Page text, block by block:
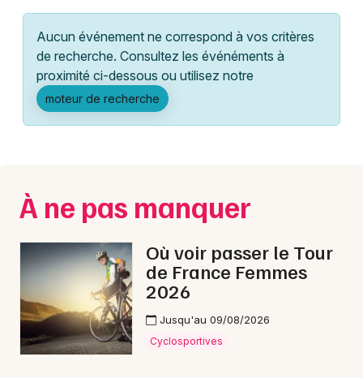
Grands événements
Activité & Expérience
Manifestations
Spectacles
Concerts
Sports
Soirées
Sorties famille
Lille
Lyon
Marseille
Nantes
Nice
Paris
Strasbourg
Toulouse
Aucun événement ne correspond à vos critères
de recherche. Consultez les événéments à
proximité ci-dessous ou utilisez notre
moteur de recherche
À ne pas manquer
Où voir passer le Tour
de France Femmes
2026
Jusqu'au 09/08/2026
Cyclosportives
Quand ?
Ce week-end